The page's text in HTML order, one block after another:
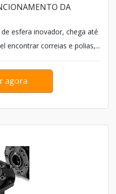
DA
esfera inovador, chega até
encontrar correias e polias,...
agora